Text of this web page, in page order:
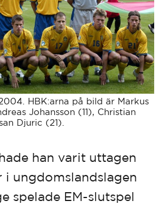
HBK:arna på bild är Markus
Johansson (11), Christian
Djuric (21).
han varit uttagen
i ungdomslandslagen
spelade EM-slutspel